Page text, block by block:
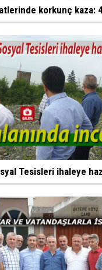
korkunç kaza:
Tesisleri ihaleye